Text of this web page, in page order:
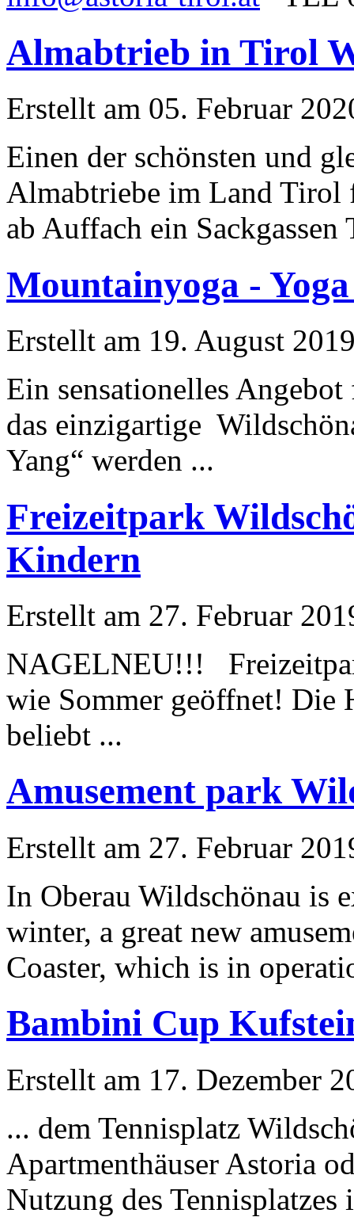
Almabtrieb in Tirol
Erstellt am 05. Februar
Einen der schönsten und
Almabtriebe im Land
ab Auffach ein Sackgassen
Mountainyoga -
Erstellt am 19. August
Ein sensationelles
das einzigartige
Yang“ werden ...
Freizeitpark
Kindern
Erstellt am 27. Februar
NAGELNEU!!!
wie Sommer geöffnet! Die
beliebt ...
Amusement park
Erstellt am 27. Februar
In Oberau Wildschönau is
winter, a great new
Coaster, which is in
Bambini Cup
Erstellt am 17. Dezember
... dem Tennisplatz
Apartmenthäuser Astoria
Nutzung des